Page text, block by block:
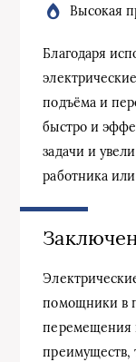
Высокая
Благодаря
подъёма и
быстро и
задачи и
работника
помощники в
перемещения
преимуществ,